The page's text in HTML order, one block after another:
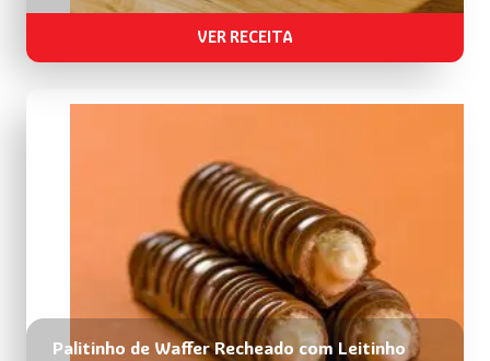
VER RECEITA
Palitinho de Waffer Recheado com Leitinho